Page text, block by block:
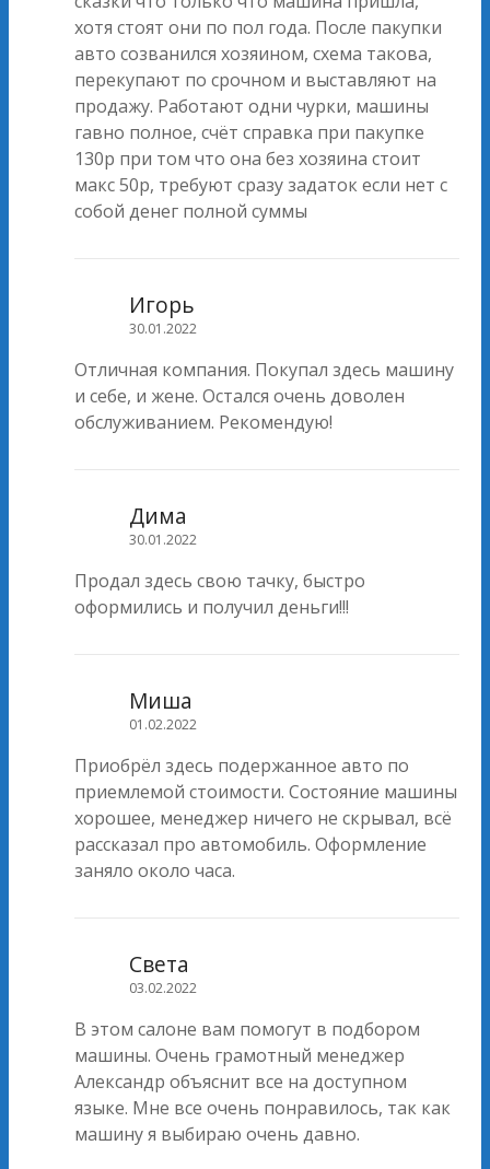
хотя стоят они по пол года. После пакупки
авто созванился хозяином, схема такова,
перекупают по срочном и выставляют на
продажу. Работают одни чурки, машины
гавно полное, счёт справка при пакупке
130р при том что она без хозяина стоит
макс 50р, требуют сразу задаток если нет с
собой денег полной суммы
Игорь
30.01.2022
Отличная компания. Покупал здесь машину
и себе, и жене. Остался очень доволен
обслуживанием. Рекомендую!
Дима
30.01.2022
Продал здесь свою тачку, быстро
оформились и получил деньги!!!
Миша
01.02.2022
Приобрёл здесь подержанное авто по
приемлемой стоимости. Состояние машины
хорошее, менеджер ничего не скрывал, всё
рассказал про автомобиль. Оформление
заняло около часа.
Света
03.02.2022
В этом салоне вам помогут в подбором
машины. Очень грамотный менеджер
Александр объяснит все на доступном
языке. Мне все очень понравилось, так как
машину я выбираю очень давно.